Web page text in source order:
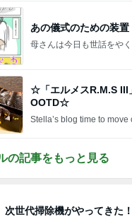
あの儀式のための装置
母さんは今日も世話をやく
☆「エルメスR.M.S III
OOTD☆
Stella’s blog time to
の記事をもっと見る
次世代掃除機がやってきた！